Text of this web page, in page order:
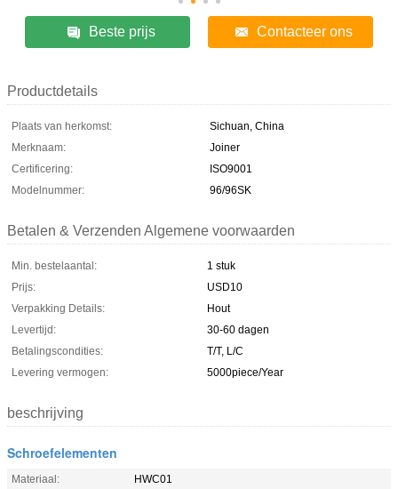
Beste prijs Contacteer ons
Productdetails
Plaats van herkomst:
Sichuan, China
Merknaam:
Joiner
Certificering:
ISO9001
Modelnummer:
96/96SK
Betalen & Verzenden Algemene voorwaarden
Min. bestelaantal:
1 stuk
Prijs:
USD10
Verpakking Details:
Hout
Levertijd:
30-60 dagen
Betalingscondities:
T/T, L/C
Levering vermogen:
5000piece/Year
beschrijving
Schroefelementen
Materiaal:
HWC01